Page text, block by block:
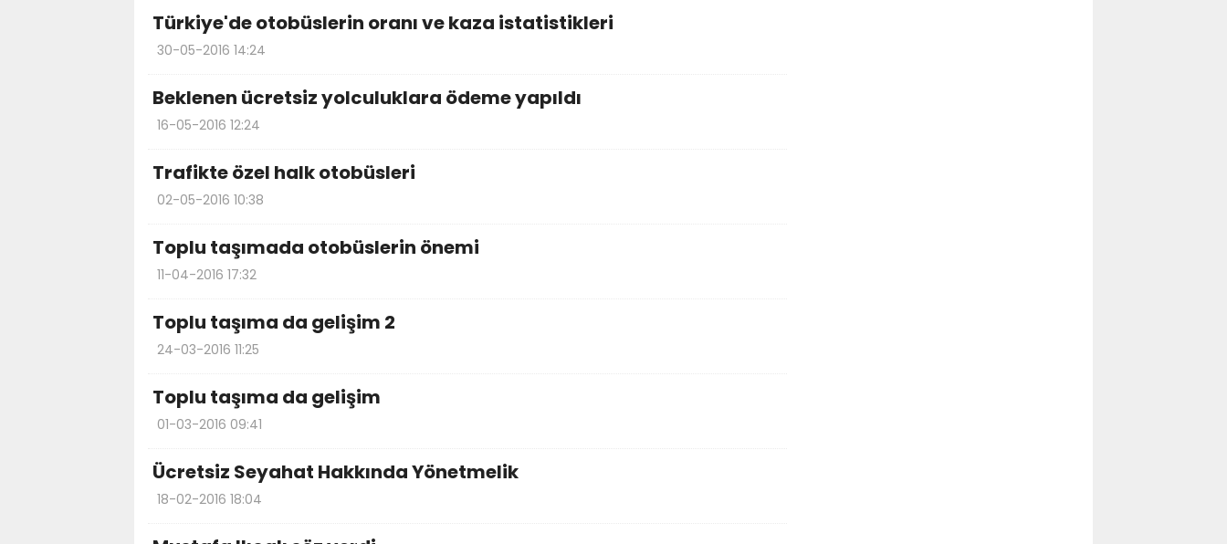
Türkiye'de otobüslerin oranı ve kaza istatistikleri
30-05-2016 14:24
Beklenen ücretsiz yolculuklara ödeme yapıldı
16-05-2016 12:24
Trafikte özel halk otobüsleri
02-05-2016 10:38
Toplu taşımada otobüslerin önemi
11-04-2016 17:32
Toplu taşıma da gelişim 2
24-03-2016 11:25
Toplu taşıma da gelişim
01-03-2016 09:41
Ücretsiz Seyahat Hakkında Yönetmelik
18-02-2016 18:04